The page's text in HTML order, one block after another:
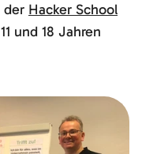
der Hacker School
und 18 Jahren